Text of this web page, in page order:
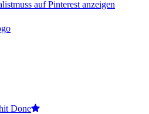
auf Pinterest anzeigen
Done